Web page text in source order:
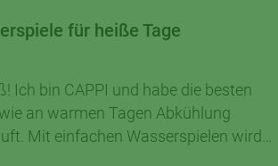
für heiße Tage
Ich bin CAPPI und habe die besten
an warmen Tagen Abkühlung
Mit einfachen Wasserspielen wird
Balkon zur spritzigen Abenteuerwelt.